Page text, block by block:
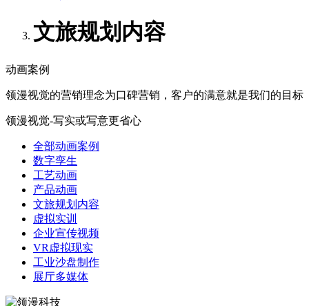
文旅规划内容
动画案例
领漫视觉的营销理念为口碑营销，客户的满意就是我们的目标
领漫视觉-写实或写意更省心
全部动画案例
数字孪生
工艺动画
产品动画
文旅规划内容
虚拟实训
企业宣传视频
VR虚拟现实
工业沙盘制作
展厅多媒体